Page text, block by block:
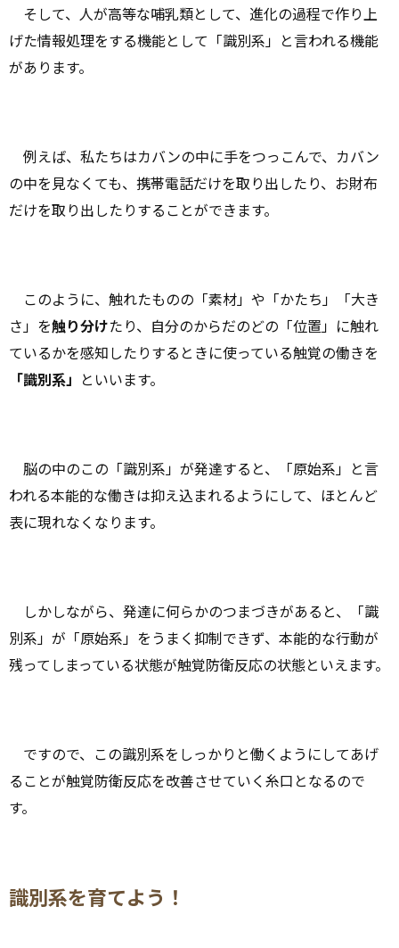
そして、人が高等な哺乳類として、進化の過程で作り上
げた情報処理をする機能として「識別系」と言われる機能
があります。
例えば、私たちはカバンの中に手をつっこんで、カバン
の中を見なくても、携帯電話だけを取り出したり、お財布
だけを取り出したりすることができます。
このように、触れたものの「素材」や「かたち」「大き
さ」を触り分けたり、自分のからだのどの「位置」に触れ
ているかを感知したりするときに使っている触覚の働きを
「識別系」 といいます。
脳の中のこの「識別系」が発達すると、「原始系」と言
われる本能的な働きは抑え込まれるようにして、ほとんど
表に現れなくなります。
しかしながら、発達に何らかのつまづきがあると、「識
別系」が「原始系」をうまく抑制できず、本能的な行動が
残ってしまっている状態が触覚防衛反応の状態といえます。
ですので、この識別系をしっかりと働くようにしてあげ
ることが触覚防衛反応を改善させていく糸口となるので
す。
識別系を育てよう！